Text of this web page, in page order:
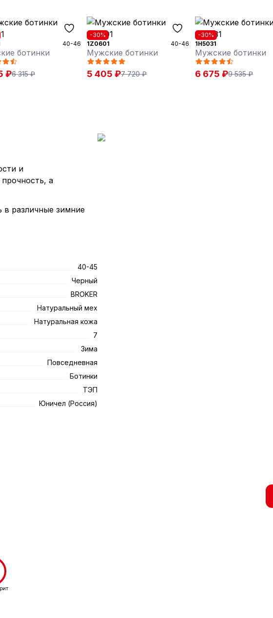
40-46
ботинки
₽6 315 ₽
-30%
1Z0601
40-46
Мужские ботинки
5 405 ₽7 720 ₽
-30%
1H5031
Мужские ботинки
6 675 ₽9 535 ₽
и
а
в различные зимние
40-45
Черный
BROKER
Натуральный мех
Натуральная кожа
7
Зима
Повседневная
Ботинки
ТЭП
Юничел (Россия)